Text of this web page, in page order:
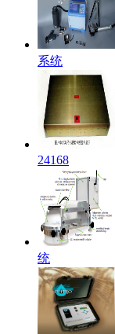
系统
24168
统